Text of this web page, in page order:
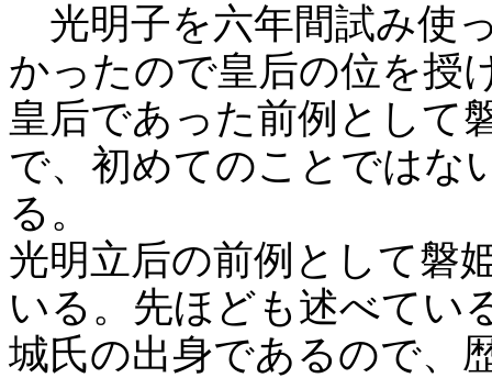
光明子を六年間試み使
かったので皇后の位を授
皇后であった前例として
で、初めてのことではな
る。
光明立后の前例として磐
いる。先ほども述べてい
城氏の出身であるので、